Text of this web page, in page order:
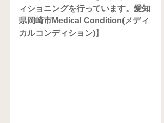
ィショニングを行っています。愛知
県岡崎市Medical Condition(メディ
カルコンディション)】